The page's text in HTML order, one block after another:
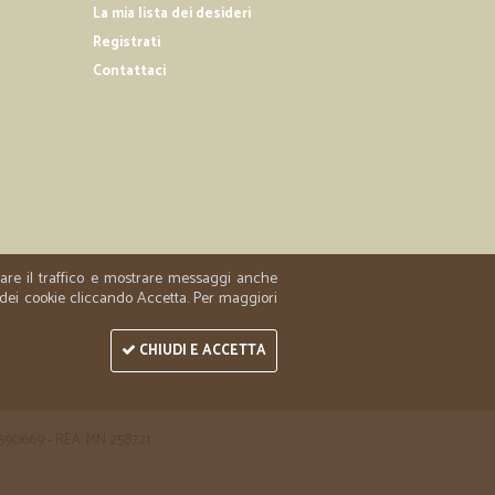
La mia lista dei desideri
Registrati
Contattaci
il traffico e mostrare messaggi anche
cookie cliccando Accetta. Per maggiori
CHIUDI E ACCETTA